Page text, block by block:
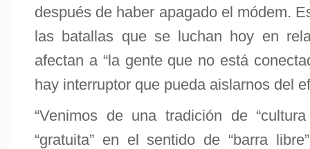
después de haber apagado el módem.
las batallas que se luchan hoy en
afectan a “la gente que no está
hay interruptor que pueda aislarnos del
“Venimos de una tradición de
“gratuita” en el sentido de “barra